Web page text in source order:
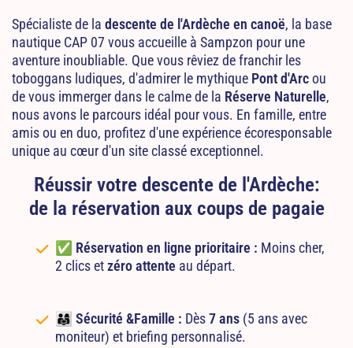
Spécialiste de la descente de l'Ardèche en canoë, la base
nautique CAP 07 vous accueille à Sampzon pour une
aventure inoubliable. Que vous rêviez de franchir les
toboggans ludiques, d'admirer le mythique Pont d'Arc ou
de vous immerger dans le calme de la Réserve Naturelle,
nous avons le parcours idéal pour vous. En famille, entre
amis ou en duo, profitez d'une expérience écoresponsable
unique au cœur d'un site classé exceptionnel.
Réussir votre descente de l'Ardèche:
de la réservation aux coups de pagaie
✅ Réservation en ligne prioritaire : Moins cher,
2 clics et zéro attente au départ.
👨‍👩‍👧‍ Sécurité &Famille : Dès 7 ans (5 ans avec
moniteur) et briefing personnalisé.